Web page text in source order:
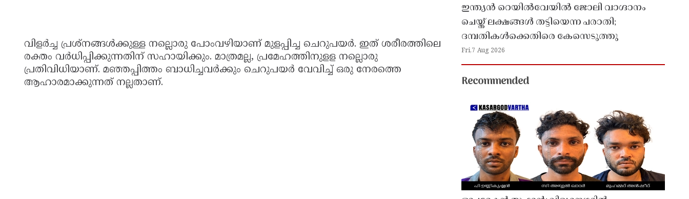
വിളര്‍ച്ച പ്രശ്നങ്ങള്‍ക്കുള്ള നല്ലൊരു പോംവഴിയാണ് മുളപ്പിച്ച ചെറുപയര്‍. ഇത് ശരീരത്തിലെ
രക്തം വര്‍ധിപ്പിക്കുന്നതിന് സഹായിക്കും. മാത്രമല്ല, പ്രമേഹത്തിനുളള നല്ലൊരു
പ്രതിവിധിയാണ്. മഞ്ഞപ്പിത്തം ബാധിച്ചവര്‍ക്കും ചെറുപയര്‍ വേവിച്ച് ഒരു നേരത്തെ
ആഹാരമാക്കുന്നത് നല്ലതാണ്.
ഇന്ത്യൻ റെയിൽവേയിൽ ജോലി വാഗ്ദാനം
ചെയ്ത് ലക്ഷങ്ങൾ തട്ടിയെന്ന പരാതി;
ദമ്പതികൾക്കെതിരെ കേസെടുത്തു
Fri,7 Aug 2026
Recommended